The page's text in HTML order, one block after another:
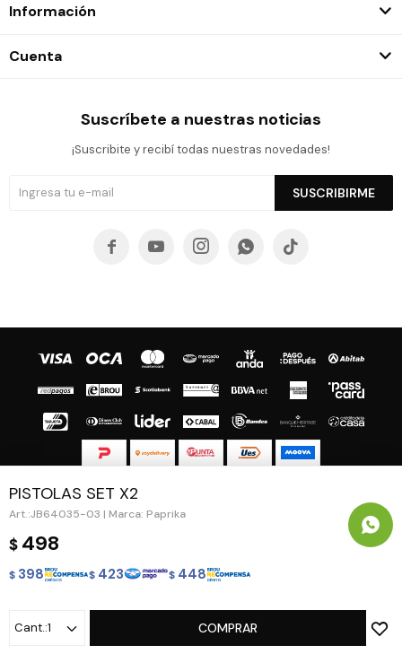
PISTOLAS SET X2
JB64035-03 | Marca: Paprika
$ 498
$ 398 $ 423 $ 448
1 COMPRAR
Información
Cuenta
Suscríbete a nuestras noticias
¡Suscribite y recibí todas nuestras novedades!
SUSCRIBIRME
    
© Copyright 2026 / Guapa - Paprika